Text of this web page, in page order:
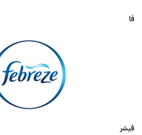
فا
فیشر